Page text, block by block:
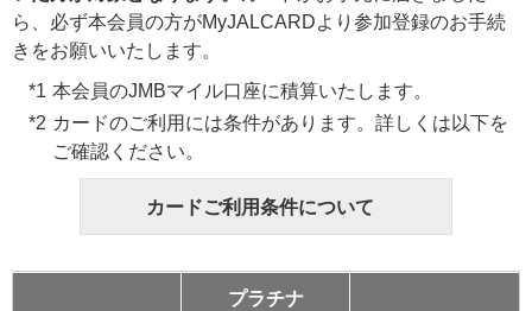
ら、必ず本会員の方がMyJALCARDより参加登録のお手続
きをお願いいたします。
本会員のJMBマイル口座に積算いたします。
カードのご利用には条件があります。詳しくは以下を
ご確認ください。
カードご利用条件について
プラチナ